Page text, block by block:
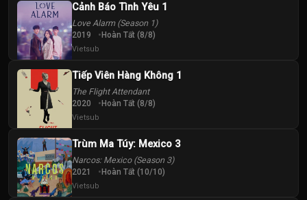
Cảnh Báo Tình Yêu 1
Love Alarm (Season 1)
2019 Hoàn Tất (8/8)
Vietsub
Tiếp Viên Hàng Không 1
The Flight Attendant
2020 Hoàn Tất (8/8)
Vietsub
Trùm Ma Túy: Mexico 3
Narcos: Mexico (Season 3)
2021 Hoàn Tất (10/10)
Vietsub